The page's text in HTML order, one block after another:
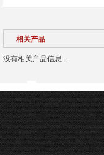
相关产品
没有相关产品信息...